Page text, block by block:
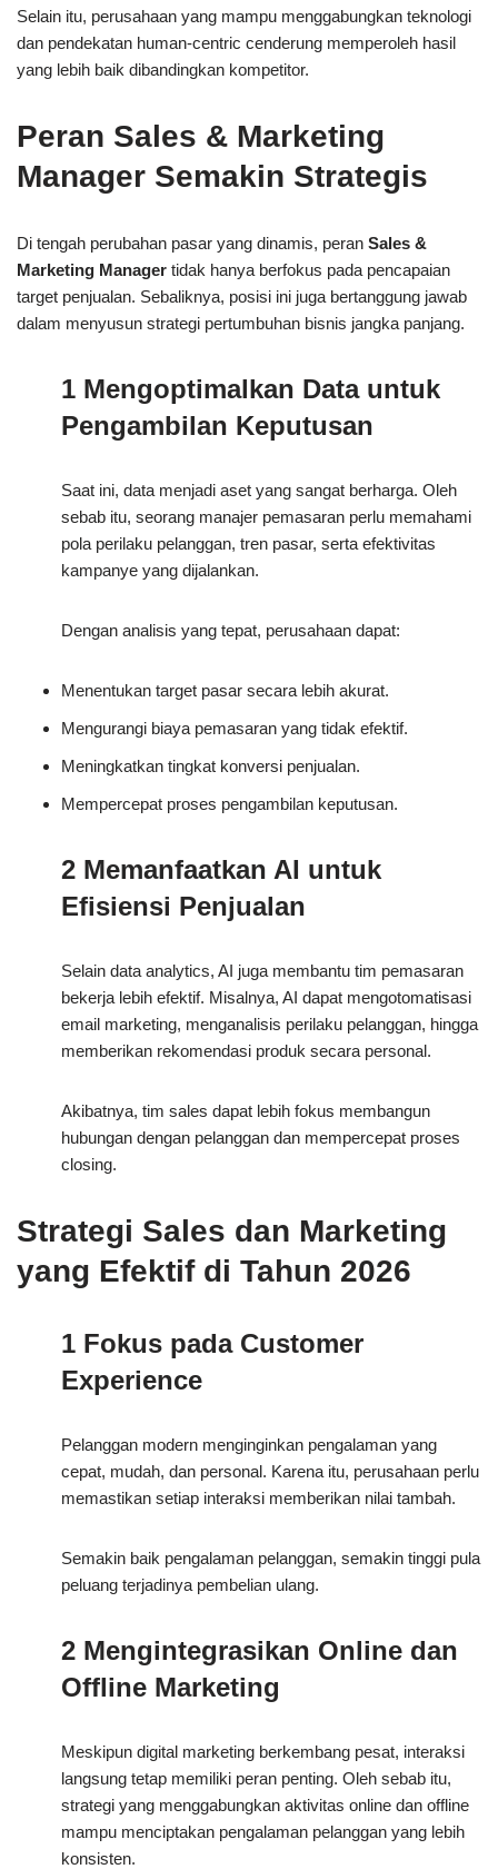
Selain itu, perusahaan yang mampu menggabungkan teknologi
dan pendekatan human-centric cenderung memperoleh hasil
yang lebih baik dibandingkan kompetitor.
Peran Sales & Marketing
Manager Semakin Strategis
Di tengah perubahan pasar yang dinamis, peran Sales &
Marketing Manager tidak hanya berfokus pada pencapaian
target penjualan. Sebaliknya, posisi ini juga bertanggung jawab
dalam menyusun strategi pertumbuhan bisnis jangka panjang.
1 Mengoptimalkan Data untuk
Pengambilan Keputusan
Saat ini, data menjadi aset yang sangat berharga. Oleh
sebab itu, seorang manajer pemasaran perlu memahami
pola perilaku pelanggan, tren pasar, serta efektivitas
kampanye yang dijalankan.
Dengan analisis yang tepat, perusahaan dapat:
Menentukan target pasar secara lebih akurat.
Mengurangi biaya pemasaran yang tidak efektif.
Meningkatkan tingkat konversi penjualan.
Mempercepat proses pengambilan keputusan.
2 Memanfaatkan AI untuk
Efisiensi Penjualan
Selain data analytics, AI juga membantu tim pemasaran
bekerja lebih efektif. Misalnya, AI dapat mengotomatisasi
email marketing, menganalisis perilaku pelanggan, hingga
memberikan rekomendasi produk secara personal.
Akibatnya, tim sales dapat lebih fokus membangun
hubungan dengan pelanggan dan mempercepat proses
closing.
Strategi Sales dan Marketing
yang Efektif di Tahun 2026
1 Fokus pada Customer
Experience
Pelanggan modern menginginkan pengalaman yang
cepat, mudah, dan personal. Karena itu, perusahaan perlu
memastikan setiap interaksi memberikan nilai tambah.
Semakin baik pengalaman pelanggan, semakin tinggi pula
peluang terjadinya pembelian ulang.
2 Mengintegrasikan Online dan
Offline Marketing
Meskipun digital marketing berkembang pesat, interaksi
langsung tetap memiliki peran penting. Oleh sebab itu,
strategi yang menggabungkan aktivitas online dan offline
mampu menciptakan pengalaman pelanggan yang lebih
konsisten.